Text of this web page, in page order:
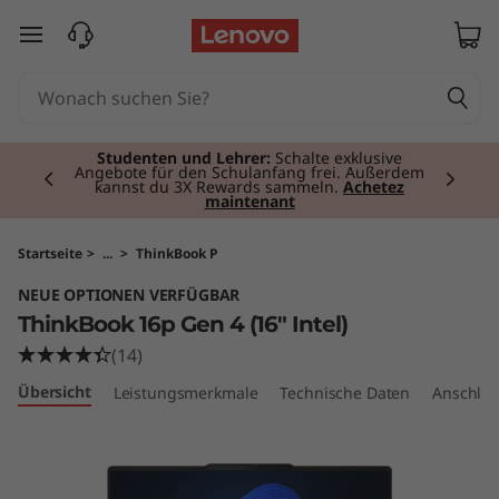
T
B
o
o
k
zum Hauptinhalt springen
Studenten und Lehrer: Schalte exklusive
Angebote für den Schulanfang frei. Außerdem
kannst du 3X Rewards sammeln. Achetez
maintenant
Currently displaying item 2 of 3
Startseite > ... > ThinkBook P
NEUE OPTIONEN VERFÜGBAR
ThinkBook 16p Gen 4 (16″ Intel)
(14)
Übersicht Leistungsmerkmale Technische Daten